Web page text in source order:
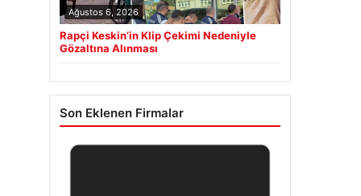
Ağustos 6, 2026
Rapçi Keskin’in Klip Çekimi Nedeniyle
Gözaltına Alınması
Son Eklenen Firmalar